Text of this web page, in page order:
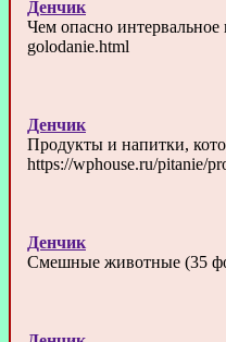
Денчик
Чем опасно интервальное
golodanie.html
Денчик
Продукты и напитки,
https://wphouse.ru/pitanie/
Денчик
Смешные животные (35